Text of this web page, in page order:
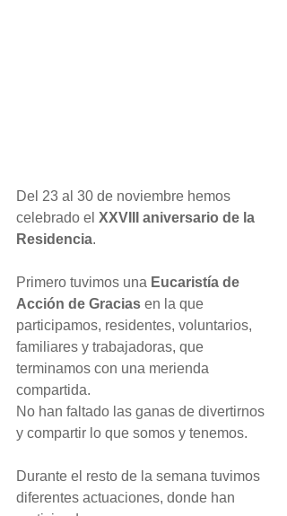
Del 23 al 30 de noviembre hemos
celebrado el XXVIII aniversario de la
Residencia.
Primero tuvimos una Eucaristía de
Acción de Gracias en la que
participamos, residentes, voluntarios,
familiares y trabajadoras, que
terminamos con una merienda
compartida.
No han faltado las ganas de divertirnos
y compartir lo que somos y tenemos.
Durante el resto de la semana tuvimos
diferentes actuaciones, donde han